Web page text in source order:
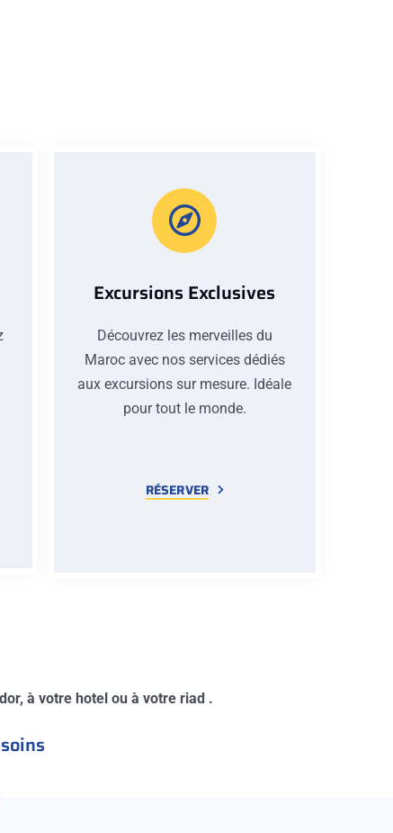
Excursions Exclusives
Découvrez les merveilles du
Maroc avec nos services dédiés
aux excursions sur mesure. Idéale
pour tout le monde.
RÉSERVER
à votre hotel ou à votre riad .